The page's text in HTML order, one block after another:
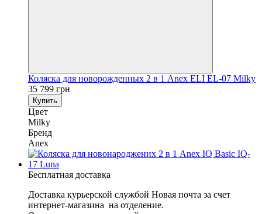
Коляска для новорожденных 2 в 1 Anex ELI EL-07 Milky
35 799 грн
Купить
Цвет
Milky
Бренд
Anex
Бесплатная доставка
Доставка курьерской службой Новая почта за счет
интернет-магазина на отделение.